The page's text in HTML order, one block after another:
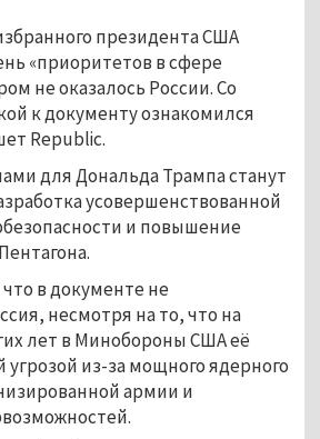
президента США
«приоритетов в сфере
не оказалось России. Со
к документу ознакомился
Republic.
для Дональда Трампа станут
усовершенствованной
и повышение
в документе не
несмотря на то, что на
лет в Минобороны США её
угрозой из-за мощного ядерного
армии и